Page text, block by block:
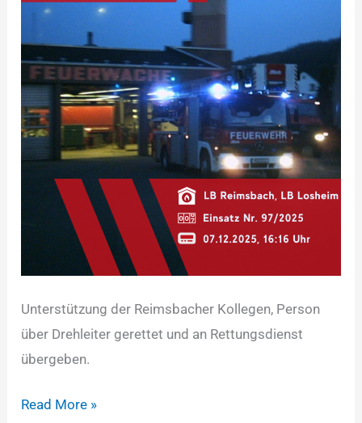
Unterstützung der Reimsbacher Kollegen, Person
über Drehleiter gerettet und an Rettungsdienst
übergeben.
Read More »